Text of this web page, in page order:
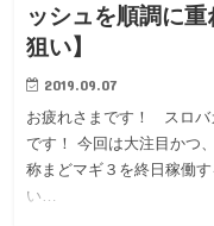
ッシュを順調に
狙い】
2019.09.07
お疲れさまです！ スロバ
です！ 今回は大注目かつ
称まどマギ３を終日稼働
い…